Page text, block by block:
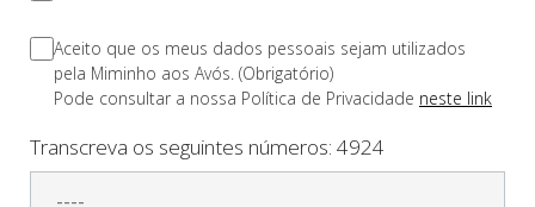
Aceito que os meus dados pessoais sejam utilizados
pela Miminho aos Avós. (Obrigatório)
Pode consultar a nossa Polí­tica de Privacidade neste link
Transcreva os seguintes números: 4924